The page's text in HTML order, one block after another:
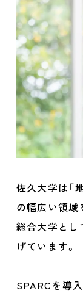
佐久大学は「
の幅広い領域
総合大学とし
げています。
SPARCを導